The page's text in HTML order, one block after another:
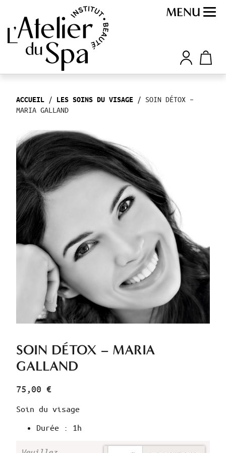
MENU
ACCUEIL / LES SOINS DU VISAGE / SOIN DÉTOX –
MARIA GALLAND
SOIN DÉTOX – MARIA
GALLAND
75,00€
Soin du visage
Durée : 1h